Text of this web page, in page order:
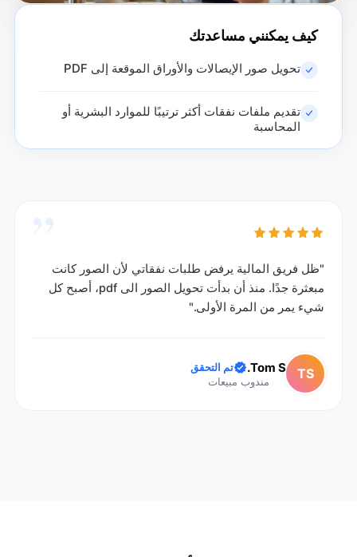
كيف يمكنني مساعدتك
تحويل صور الإيصالات والأوراق الموقعة إلى PDF
تقديم ملفات نفقات أكثر ترتيبًا للموارد البشرية أو
المحاسبة
"ظل فريق المالية يرفض طلبات نفقاتي لأن الصور كانت
مبعثرة جدًا. منذ أن بدأت تحويل الصور الى pdf، أصبح كل
شيء يمر من المرة الأولى."
TS
Tom S.
تم التحقق
مندوب مبيعات